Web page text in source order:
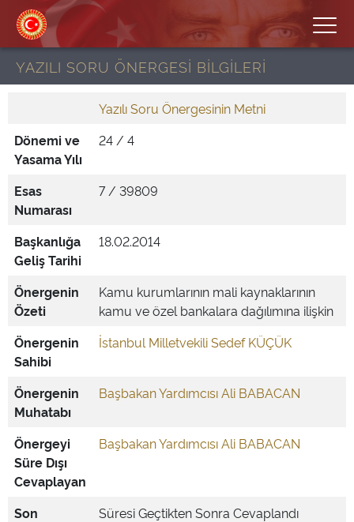
YAZILI SORU ÖNERGESİ BİLGİLERİ
Yazılı Soru Önergesinin Metni
Dönemi ve
Yasama Yılı
24 / 4
Esas
Numarası
7 / 39809
Başkanlığa
Geliş Tarihi
18.02.2014
Önergenin
Özeti
Kamu kurumlarının mali kaynaklarının
kamu ve özel bankalara dağılımına ilişkin
Önergenin
Sahibi
İstanbul Milletvekili Sedef KÜÇÜK
Önergenin
Muhatabı
Başbakan Yardımcısı Ali BABACAN
Önergeyi
Süre Dışı
Cevaplayan
Başbakan Yardımcısı Ali BABACAN
Son
Süresi Geçtikten Sonra Cevaplandı